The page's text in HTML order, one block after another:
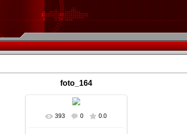
foto_164
393 0 0.0